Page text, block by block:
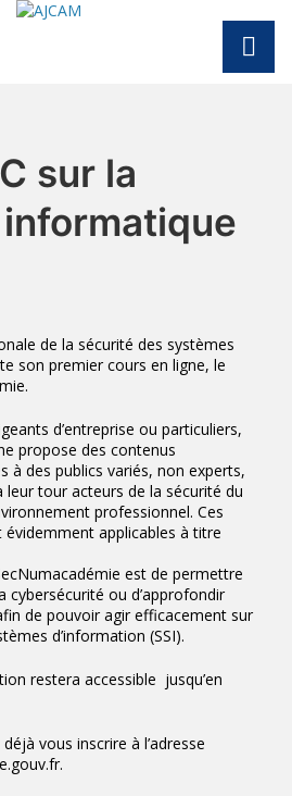
sur la
de la sécurité des systèmes
son premier cours en ligne, le
d’entreprise ou particuliers,
propose des contenus
à des publics variés, non experts,
leur tour acteurs de la sécurité du
professionnel. Ces
applicables à titre
est de permettre
cybersécurité ou d’approfondir
de pouvoir agir efficacement sur
d’information (SSI).
restera accessible jusqu’en
vous inscrire à l’adresse
.